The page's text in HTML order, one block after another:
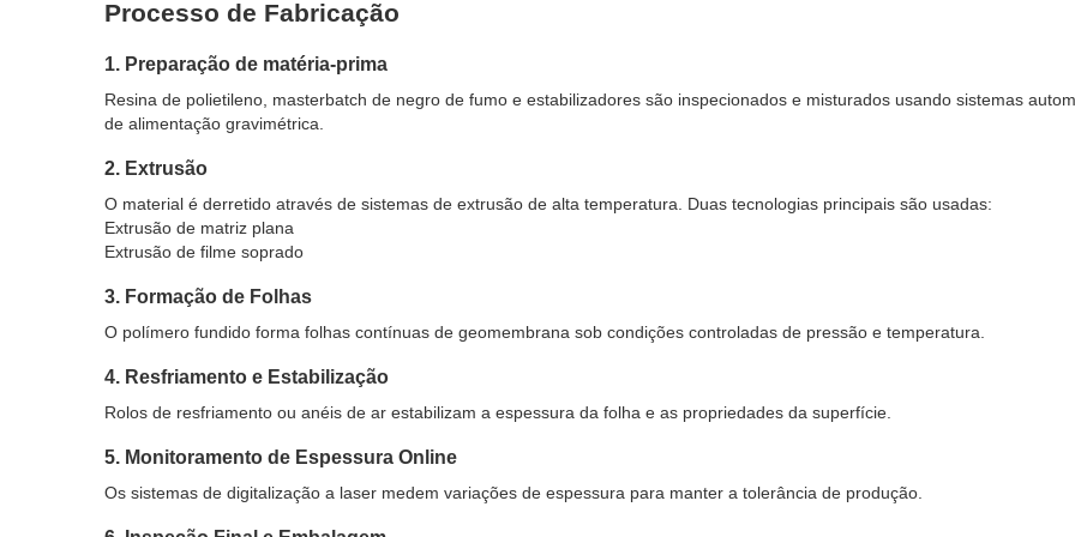
Processo de Fabricação
1. Preparação de matéria-prima
Resina de polietileno, masterbatch de negro de fumo e estabilizadores são inspecionados e misturados usando sistemas
de alimentação gravimétrica.
2. Extrusão
O material é derretido através de sistemas de extrusão de alta temperatura. Duas tecnologias principais são usadas:
Extrusão de matriz plana
Extrusão de filme soprado
3. Formação de Folhas
O polímero fundido forma folhas contínuas de geomembrana sob condições controladas de pressão e temperatura.
4. Resfriamento e Estabilização
Rolos de resfriamento ou anéis de ar estabilizam a espessura da folha e as propriedades da superfície.
5. Monitoramento de Espessura Online
Os sistemas de digitalização a laser medem variações de espessura para manter a tolerância de produção.